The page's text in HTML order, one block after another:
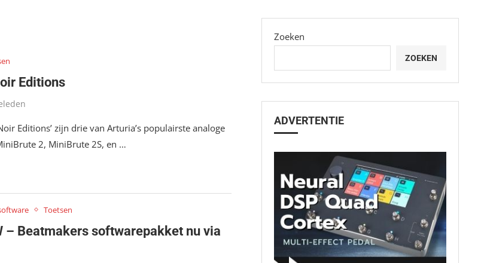
Editions
Editions’ zijn drie van Arturia’s populairste analoge
2, MiniBrute 2S, en …
Toetsen
– Beatmakers softwarepakket nu via
Zoeken
ZOEKEN
ADVERTENTIE